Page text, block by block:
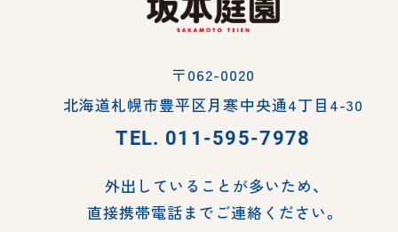
〒062-0020
北海道札幌市豊平区月寒中央通4丁目4-30
TEL. 011-595-7978
外出していることが多いため、
直接携帯電話までご連絡ください。